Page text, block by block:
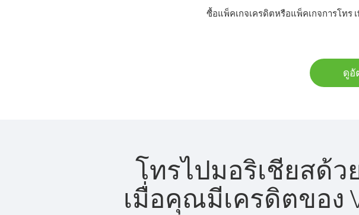
ซื้อแพ็คเกจเครดิตหรือแพ็คเกจการโทร
ดูอั
โทรไปมอริเชียสด้ว
เมื่อคุณมีเครดิตของ